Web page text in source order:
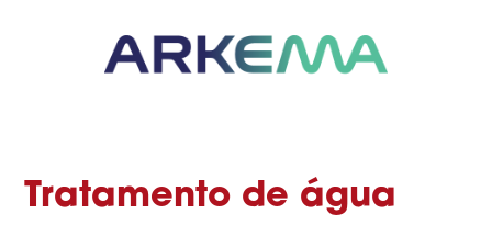
Tratamento de água